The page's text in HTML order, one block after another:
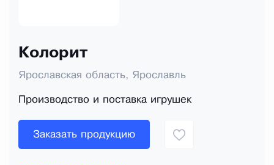
Колорит
Ярославская область, Ярославль
Производство и поставка игрушек
Заказать продукцию